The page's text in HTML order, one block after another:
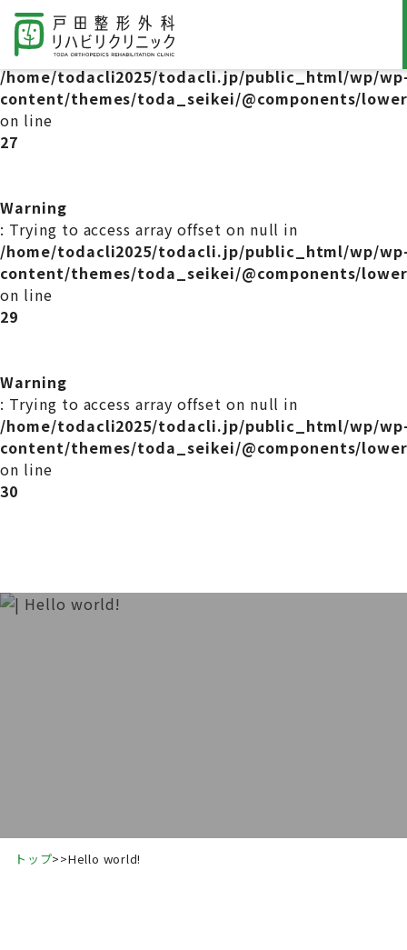
Warning
: Trying to access array offset on null in
/home/todacli2025/todacli.jp/public_html/wp/
content/themes/toda_seikei/@components/
on line
27
Warning
: Trying to access array offset on null in
/home/todacli2025/todacli.jp/public_html/wp/
content/themes/toda_seikei/@components/
on line
29
Warning
: Trying to access array offset on null in
/home/todacli2025/todacli.jp/public_html/wp/
content/themes/toda_seikei/@components/
on line
30
トップ>>Hello world!